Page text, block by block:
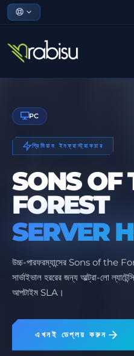
PC
প্রিমিয়াম ইনফ্রাস্ট্রাকচার
SONS OF
FOREST
SERVER
উচ্চ-পারফরম্যান্সের Sons of the
সার্ভাইভাল হররের জন্য আল্ট্রা-লো
আপটাইম SLA।
এখনই ডেপ্লয় করুন